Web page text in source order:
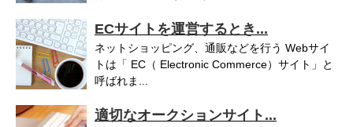
ECサイトを運営するとき...
ネットショッピング、通販などを行う Webサイ
トは「 EC（ Electronic Commerce）サイト」と
呼ばれま...
適切なオークションサイト...